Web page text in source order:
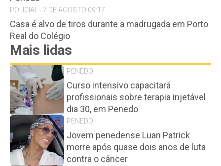
POLICIAL - 7 DE AGOSTO 09:17
Casa é alvo de tiros durante a madrugada em Porto
Real do Colégio
Mais lidas
PENEDO
Curso intensivo capacitará
profissionais sobre terapia injetável
dia 30, em Penedo
PENEDO
Jovem penedense Luan Patrick
morre após quase dois anos de luta
contra o câncer